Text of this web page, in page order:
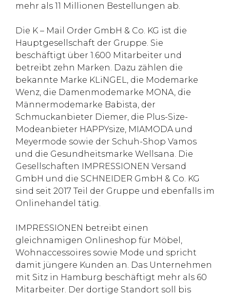
mehr als 11 Millionen Bestellungen ab.
Die K – Mail Order GmbH & Co. KG ist die
Hauptgesellschaft der Gruppe. Sie
beschäftigt über 1.600 Mitarbeiter und
betreibt zehn Marken. Dazu zählen die
bekannte Marke KLiNGEL, die Modemarke
Wenz, die Damenmodemarke MONA, die
Männermodemarke Babista, der
Schmuckanbieter Diemer, die Plus-Size-
Modeanbieter HAPPYsize, MIAMODA und
Meyermode sowie der Schuh-Shop Vamos
und die Gesundheitsmarke Wellsana. Die
Gesellschaften IMPRESSIONEN Versand
GmbH und die SCHNEIDER GmbH & Co. KG
sind seit 2017 Teil der Gruppe und ebenfalls im
Onlinehandel tätig.
IMPRESSIONEN betreibt einen
gleichnamigen Onlineshop für Möbel,
Wohnaccessoires sowie Mode und spricht
damit jüngere Kunden an. Das Unternehmen
mit Sitz in Hamburg beschäftigt mehr als 60
Mitarbeiter. Der dortige Standort soll bis